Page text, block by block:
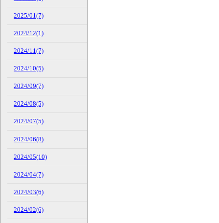
2025/01(7)
2024/12(1)
2024/11(7)
2024/10(5)
2024/09(7)
2024/08(5)
2024/07(5)
2024/06(8)
2024/05(10)
2024/04(7)
2024/03(6)
2024/02(6)